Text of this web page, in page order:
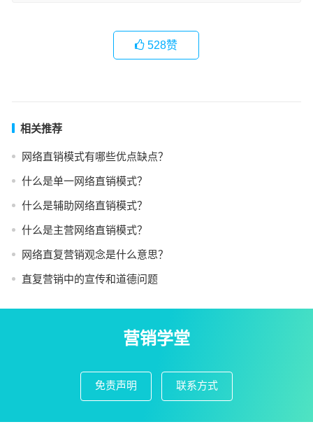
528赞
相关推荐
网络直销模式有哪些优点缺点？
什么是单一网络直销模式？
什么是辅助网络直销模式？
什么是主营网络直销模式？
网络直复营销观念是什么意思？
直复营销中的宣传和道德问题
营销学堂
免责声明 联系方式